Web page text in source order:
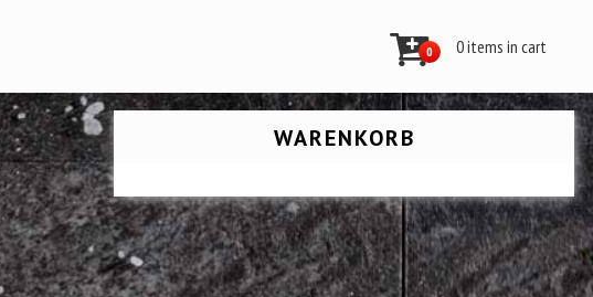
0 0 items in cart
WARENKORB